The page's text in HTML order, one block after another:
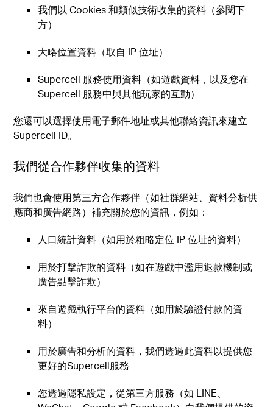
我們以 Cookies 和類似技術收集的資料（參閱下
方）
大略位置資料（取自 IP 位址）
Supercell 服務使用資料（如遊戲資料，以及您在
Supercell 服務中與其他玩家的互動）
您還可以選擇使用電子郵件地址或其他聯絡資訊來建立
Supercell ID。
我們從合作夥伴收集的資料
我們也會使用第三方合作夥伴（如社群網站、資料分析供
應商和廣告網路）補充關於您的資訊，例如：
人口統計資料（如用於粗略定位 IP 位址的資料）
用於打擊詐欺的資料（如在遊戲中濫用退款機制或
廣告點擊詐欺）
來自遊戲執行平台的資料（如用於驗證付款的資
料）
用於廣告和分析的資料，我們透過此資料以提供您
更好的Supercell服務
您透過隱私設定，從第三方服務（如 LINE、